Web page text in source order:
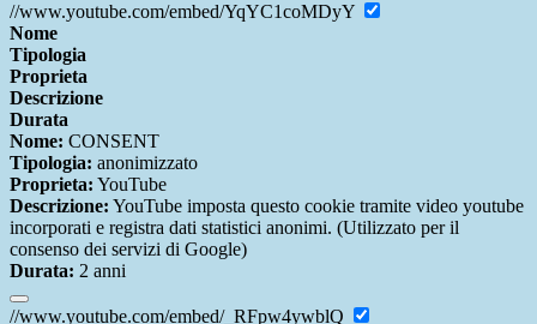
//www.youtube.com/embed/YqYC1coMDyY
Nome
Tipologia
Proprieta
Descrizione
Durata
Nome: CONSENT
Tipologia: anonimizzato
Proprieta: YouTube
Descrizione: YouTube imposta questo cookie tramite video youtube
incorporati e registra dati statistici anonimi. (Utilizzato per il
consenso dei servizi di Google)
Durata: 2 anni
//www.youtube.com/embed/_RFpw4ywblQ